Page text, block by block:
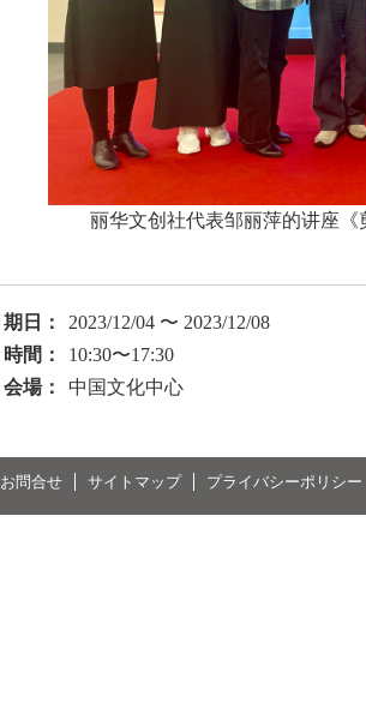
丽华文创社代表邹丽萍的讲座
期日：
2023/12/04 〜 2023/12/08
時間：
10:30〜17:30
会場：
中国文化中心
お問合せ サイトマップ プライバシーポリシー